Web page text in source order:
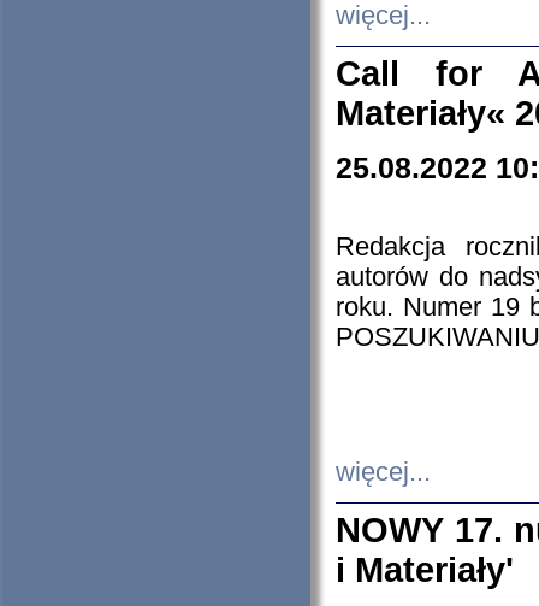
więcej...
Call for
Materiały«
25.08.2022
Redakcja
autorów do
roku. Numer 19
więcej...
NOWY 17.
i Materiały'